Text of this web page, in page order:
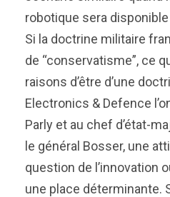
robotique sera
Si la doctrine militaire
de “conservatisme”, ce
raisons d’être d’une
Electronics & Defence
Parly et au chef d’état-
le général Bosser, une
question de l’innovation
une place déterminante.